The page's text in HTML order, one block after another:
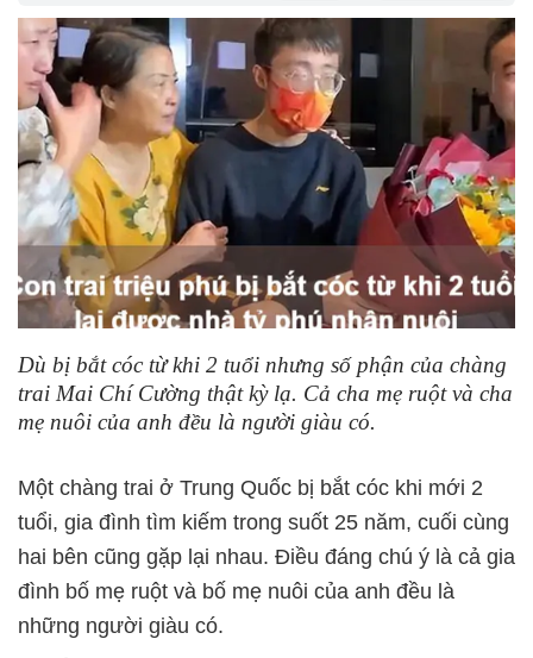
Dù bị bắt cóc từ khi 2 tuổi nhưng số phận của chàng
trai Mai Chí Cường thật kỳ lạ. Cả cha mẹ ruột và cha
mẹ nuôi của anh đều là người giàu có.
Một chàng trai ở Trung Quốc bị bắt cóc khi mới 2
tuổi, gia đình tìm kiếm trong suốt 25 năm, cuối cùng
hai bên cũng gặp lại nhau. Điều đáng chú ý là cả gia
đình bố mẹ ruột và bố mẹ nuôi của anh đều là
những người giàu có.